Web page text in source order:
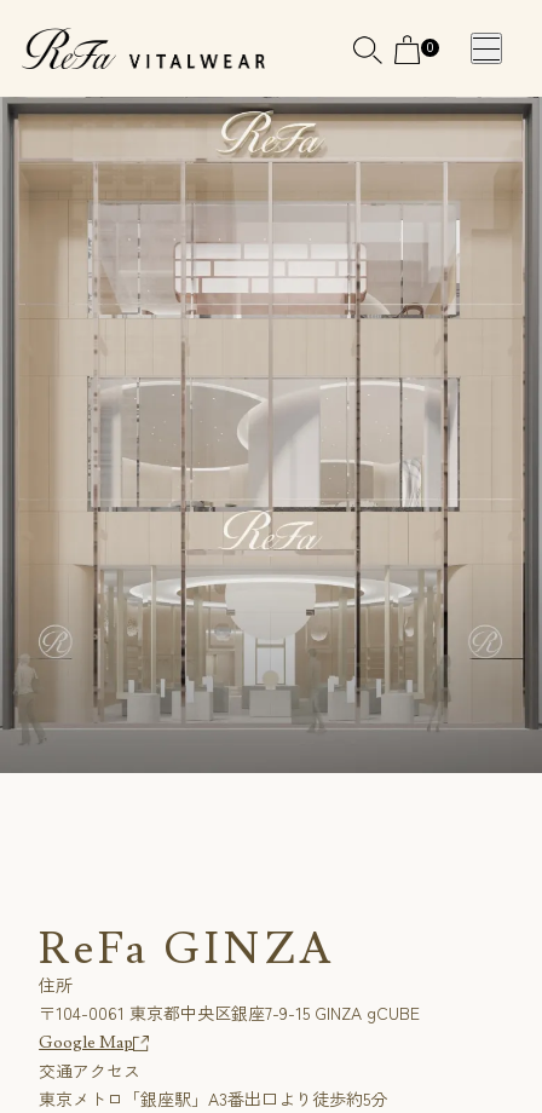
0
WOMEN
新商品
全ての商
SLEEP WEAR
アクセ
サリー
カル
ピロー
SERVICE
MEN
新商品
全ての商
SLEEP WEAR
アクセ
サリー
カル
ピロー
SERVICE
ReFa GINZA
住所
〒104-0061 東京都中央区銀座7-9-15 GINZA gCUBE
Google Map
交通アクセス
東京メトロ「銀座駅」A3番出口より徒歩約5分